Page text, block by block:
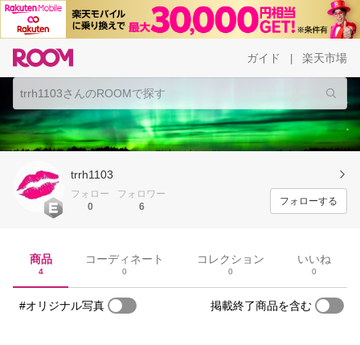
ガイド 楽天市場
trrh1103
フォロー
0
フォロワー
6
フォローする
商品
4
コーディネート
0
コレクション
0
いいね
0
#オリジナル写真 掲載終了商品を含む